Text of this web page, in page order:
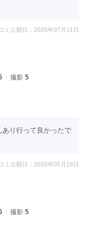
ミ公開日：2026年07月11日
撮影 5
あり行って良かったで
ミ公開日：2026年05月18日
撮影 5